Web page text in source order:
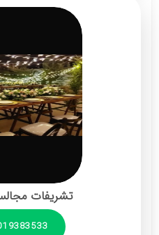
نورپردازی حرفه‌ای،
مجرب، تجربه‌ای
رقم می‌زند.
تشریفات